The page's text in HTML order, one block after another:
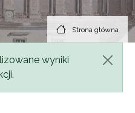
Strona główna
wyniki